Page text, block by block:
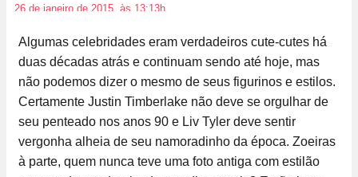
26 de janeiro de 2015, às 13:13h
Algumas celebridades eram verdadeiros cute-cutes há
duas décadas atrás e continuam sendo até hoje, mas
não podemos dizer o mesmo de seus figurinos e estilos.
Certamente Justin Timberlake não deve se orgulhar de
seu penteado nos anos 90 e Liv Tyler deve sentir
vergonha alheia de seu namoradinho da época. Zoeiras
à parte, quem nunca teve uma foto antiga com estilão